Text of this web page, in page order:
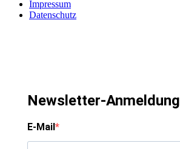
Impressum
Datenschutz
Newsletter-Anmeldung
E-Mail